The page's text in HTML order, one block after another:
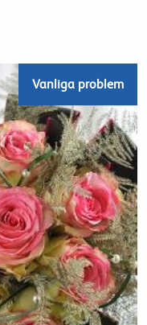
Vanliga problem